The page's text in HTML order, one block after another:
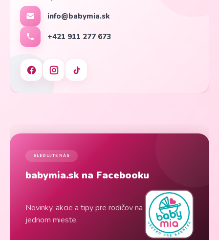
info@babymia.sk
+421 911 277 673
SLEDUJTE NÁS
babymia.sk na Facebooku
Novinky, akcie a tipy pre rodičov na
jednom mieste.